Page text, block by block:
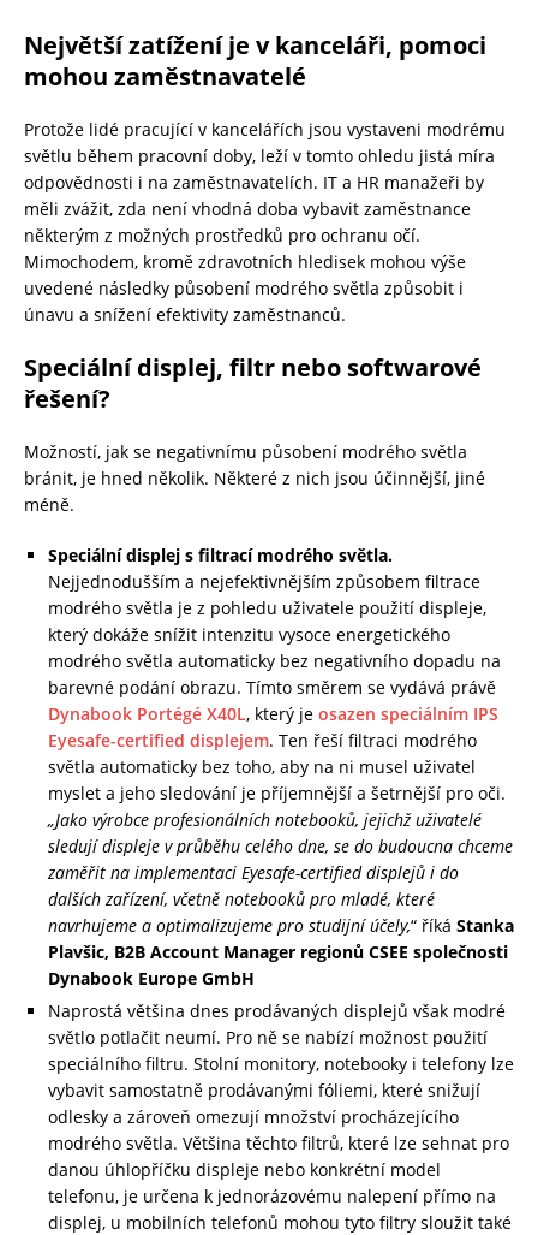
Největší zatížení je v kanceláři, pomoci
mohou zaměstnavatelé
Protože lidé pracující v kancelářích jsou vystaveni modrému
světlu během pracovní doby, leží v tomto ohledu jistá míra
odpovědnosti i na zaměstnavatelích. IT a HR manažeři by
měli zvážit, zda není vhodná doba vybavit zaměstnance
některým z možných prostředků pro ochranu očí.
Mimochodem, kromě zdravotních hledisek mohou výše
uvedené následky působení modrého světla způsobit i
únavu a snížení efektivity zaměstnanců.
Speciální displej, filtr nebo softwarové
řešení?
Možností, jak se negativnímu působení modrého světla
bránit, je hned několik. Některé z nich jsou účinnější, jiné
méně.
Speciální displej s filtrací modrého světla.
Nejjednodušším a nejefektivnějším způsobem filtrace
modrého světla je z pohledu uživatele použití displeje,
který dokáže snížit intenzitu vysoce energetického
modrého světla automaticky bez negativního dopadu na
barevné podání obrazu. Tímto směrem se vydává právě
Dynabook Portégé X40L, který je osazen speciálním IPS
Eyesafe-certified displejem. Ten řeší filtraci modrého
světla automaticky bez toho, aby na ni musel uživatel
myslet a jeho sledování je příjemnější a šetrnější pro oči.
„Jako výrobce profesionálních notebooků, jejichž uživatelé
sledují displeje v průběhu celého dne, se do budoucna chceme
zaměřit na implementaci Eyesafe-certified displejů i do
dalších zařízení, včetně notebooků pro mladé, které
navrhujeme a optimalizujeme pro studijní účely,“ říká Stanka
Plavšic, B2B Account Manager regionů CSEE společnosti
Dynabook Europe GmbH
Naprostá většina dnes prodávaných displejů však modré
světlo potlačit neumí. Pro ně se nabízí možnost použití
speciálního filtru. Stolní monitory, notebooky i telefony lze
vybavit samostatně prodávanými fóliemi, které snižují
odlesky a zároveň omezují množství procházejícího
modrého světla. Většina těchto filtrů, které lze sehnat pro
danou úhlopříčku displeje nebo konkrétní model
telefonu, je určena k jednorázovému nalepení přímo na
displej, u mobilních telefonů mohou tyto filtry sloužit také